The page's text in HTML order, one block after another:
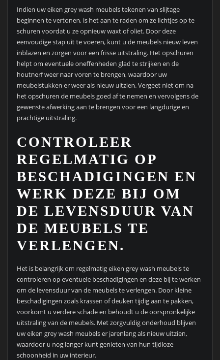
Indien uw eiken grey wash meubels tekenen van slijtage
beginnen te vertonen, is het aan te raden om ze lichtjes op te
schuren voordat u ze opnieuw waxt of oliet. Door deze
eenvoudige stap uit te voeren, kunt u de meubels nieuw leven
inblazen en zorgen voor een frisse uitstraling. Het opschuren
helpt om eventuele oneffenheden glad te strijken en de
houtnerf weer naar voren te brengen, waardoor uw
meubelstukken er weer als nieuw uitzien. Vergeet niet om na
het opschuren de meubels goed af te nemen en vervolgens de
gewenste afwerking aan te brengen voor een langdurige en
prachtige uitstraling.
CONTROLEER
REGELMATIG OP
BESCHADIGINGEN EN
WERK DEZE BIJ OM
DE LEVENSDUUR VAN
DE MEUBELS TE
VERLENGEN.
Het is belangrijk om regelmatig eiken grey wash meubels te
controleren op eventuele beschadigingen en deze bij te werken
om de levensduur van de meubels te verlengen. Door kleine
beschadigingen zoals krassen of deuken tijdig aan te pakken,
voorkomt u verdere schade en behoudt u de oorspronkelijke
uitstraling van de meubels. Met zorgvuldig onderhoud blijven
uw eiken grey wash meubels er jarenlang als nieuw uitzien,
waardoor u nog langer kunt genieten van hun tijdloze
schoonheid in uw interieur.